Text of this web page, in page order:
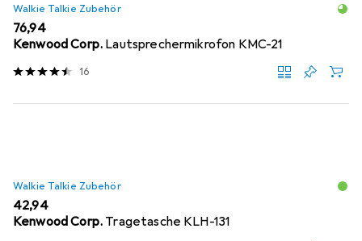
Walkie Talkie Zubehör
EUR
76,94
Kenwood Corp. Lautsprechermikrofon KMC-21
16
Walkie Talkie Zubehör
EUR
42,94
Kenwood Corp. Tragetasche KLH-131